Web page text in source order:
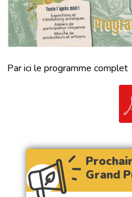
Par ici le programme complet
Grand